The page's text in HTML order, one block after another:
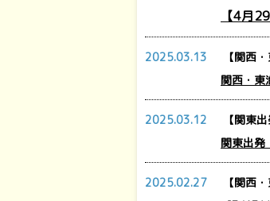
【4月
2025.03.13
【関西
関西・
2025.03.12
【関東
関東出
2025.02.27
【関西